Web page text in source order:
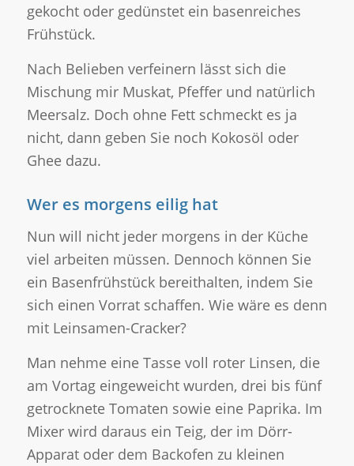
gekocht oder gedünstet ein basenreiches
Frühstück.
Nach Belieben verfeinern lässt sich die
Mischung mir Muskat, Pfeffer und natürlich
Meersalz. Doch ohne Fett schmeckt es ja
nicht, dann geben Sie noch Kokosöl oder
Ghee dazu.
Wer es morgens eilig hat
Nun will nicht jeder morgens in der Küche
viel arbeiten müssen. Dennoch können Sie
ein Basenfrühstück bereithalten, indem Sie
sich einen Vorrat schaffen. Wie wäre es denn
mit Leinsamen-Cracker?
Man nehme eine Tasse voll roter Linsen, die
am Vortag eingeweicht wurden, drei bis fünf
getrocknete Tomaten sowie eine Paprika. Im
Mixer wird daraus ein Teig, der im Dörr-
Apparat oder dem Backofen zu kleinen